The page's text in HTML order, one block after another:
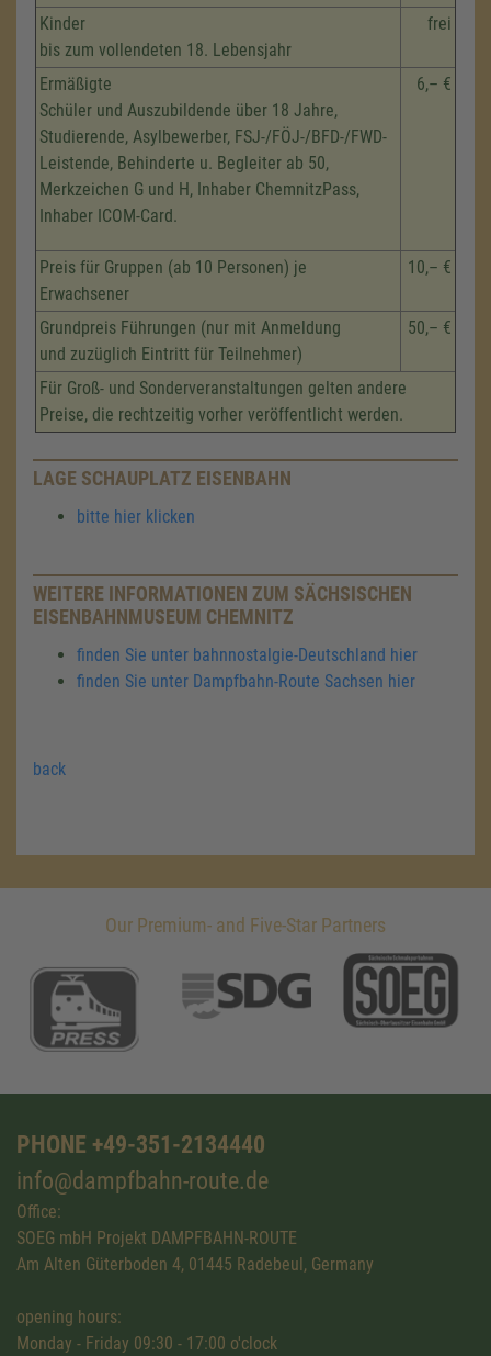
Kinder
bis zum vollendeten 18. Lebensjahr
frei
Ermäßigte
Schüler und Auszubildende über 18 Jahre,
Studierende, Asylbewerber, FSJ-/FÖJ-/BFD-/FWD-
Leistende, Behinderte u. Begleiter ab 50,
Merkzeichen G und H, Inhaber ChemnitzPass,
Inhaber ICOM-Card.
6,– €
Preis für Gruppen (ab 10 Personen) je
Erwachsener
10,– €
Grundpreis Führungen (nur mit Anmeldung
und zuzüglich Eintritt für Teilnehmer)
50,– €
Für Groß- und Sonderveranstaltungen gelten andere
Preise, die rechtzeitig vorher veröffentlicht werden.
LAGE SCHAUPLATZ EISENBAHN
bitte hier klicken
WEITERE INFORMATIONEN ZUM SÄCHSISCHEN
EISENBAHNMUSEUM CHEMNITZ
finden Sie unter bahnnostalgie-Deutschland hier
finden Sie unter Dampfbahn-Route Sachsen hier
back
Our Premium- and Five-Star Partners
PHONE +49-351-2134440
info@dampfbahn-route.de
Office:
SOEG mbH Projekt DAMPFBAHN-ROUTE
Am Alten Güterboden 4, 01445 Radebeul, Germany
opening hours:
Monday - Friday 09:30 - 17:00 o'clock